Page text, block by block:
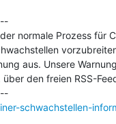
normale Prozess für
aus. Unsere
den freien RSS-
---------------------------------------------
schwachstellen-